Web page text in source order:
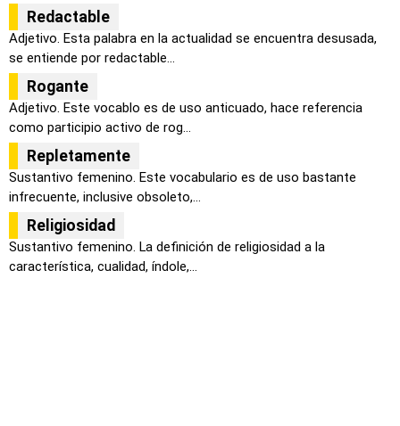
Redactable
Adjetivo. Esta palabra en la actualidad se encuentra desusada,
se entiende por redactable...
Rogante
Adjetivo. Este vocablo es de uso anticuado, hace referencia
como participio activo de rog...
Repletamente
Sustantivo femenino. Este vocabulario es de uso bastante
infrecuente, inclusive obsoleto,...
Religiosidad
Sustantivo femenino. La definición de religiosidad a la
característica, cualidad, índole,...